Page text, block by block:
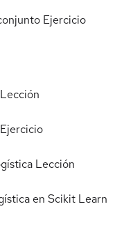
Ejercicio
Lección
Ejercicio
Lección
en Scikit Learn